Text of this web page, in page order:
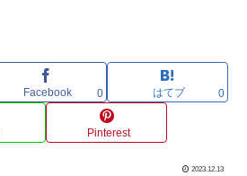
Facebook 0 はてブ 0
Pinterest
2023.12.13